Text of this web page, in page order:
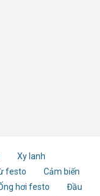
Xy lanh
festo
Cảm biến
hơi festo
Đầu